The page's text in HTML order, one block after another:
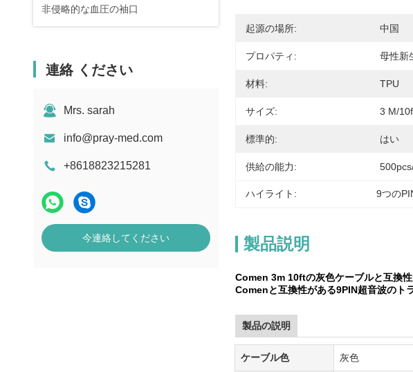
非侵略的な血圧の袖口
連絡 ください
Mrs. sarah
info@pray-med.com
+8618823215281
今連絡してください
起源の場所: 中国
プロパティ: 母性新
材料: TPU
サイズ: 3 M/
標準的: はい
供給の能力:
ハイライト: 9つの
製品説明
Comen 3m 10ftの灰色ケーブルと互換
Comenと互換性がある9PIN超音波のト
製品の説明
ケーブル色 灰色